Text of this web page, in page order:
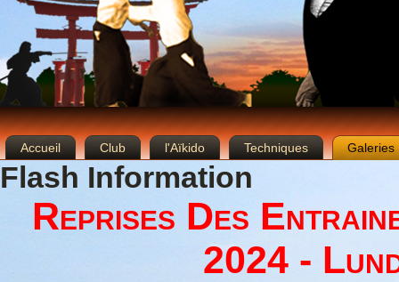
Accueil Club l'Aïkido Techniques Galeries
Flash Information
Reprises Des
2024 -